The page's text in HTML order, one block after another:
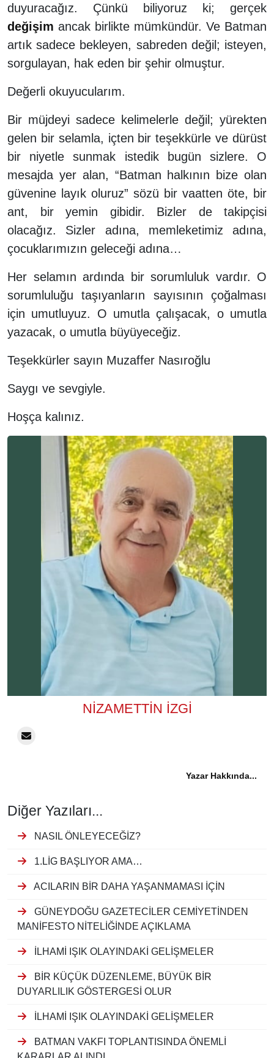
duyuracağız. Çünkü biliyoruz ki; gerçek
değişim ancak birlikte mümkündür. Ve Batman
artık sadece bekleyen, sabreden değil; isteyen,
sorgulayan, hak eden bir şehir olmuştur.
Değerli okuyucularım.
Bir müjdeyi sadece kelimelerle değil; yürekten
gelen bir selamla, içten bir teşekkürle ve dürüst
bir niyetle sunmak istedik bugün sizlere. O
mesajda yer alan, “Batman halkının bize olan
güvenine layık oluruz” sözü bir vaatten öte, bir
ant, bir yemin gibidir. Bizler de takipçisi
olacağız. Sizler adına, memleketimiz adına,
çocuklarımızın geleceği adına…
Her selamın ardında bir sorumluluk vardır. O
sorumluluğu taşıyanların sayısının çoğalması
için umutluyuz. O umutla çalışacak, o umutla
yazacak, o umutla büyüyeceğiz.
Teşekkürler sayın Muzaffer Nasıroğlu
Saygı ve sevgiyle.
Hoşça kalınız.
NIZAMETTIN İZGI
Yazar Hakkında...
Diğer Yazıları...
NASIL ÖNLEYECEĞİZ?
1.LİG BAŞLIYOR AMA…
ACILARIN BİR DAHA YAŞANMAMASI İÇİN
GÜNEYDOĞU GAZETECİLER CEMİYETİNDEN
MANİFESTO NİTELİĞİNDE AÇIKLAMA
İLHAMİ IŞIK OLAYINDAKİ GELİŞMELER
BİR KÜÇÜK DÜZENLEME, BÜYÜK BİR
DUYARLILIK GÖSTERGESİ OLUR
İLHAMİ IŞIK OLAYINDAKİ GELİŞMELER
BATMAN VAKFI TOPLANTISINDA ÖNEMLİ